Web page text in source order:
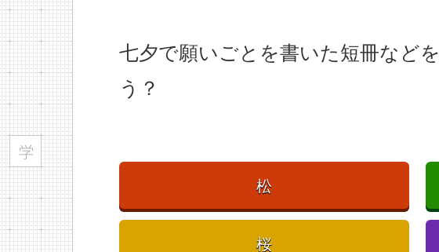
七夕で願いごとを書いた短冊など
う？
松
桜